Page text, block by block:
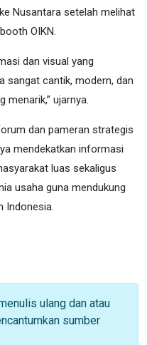
Nusantara setelah melihat
OIKN.
dan visual yang
sangat cantik, modern, dan
menarik,” ujarnya.
dan pameran strategis
mendekatkan informasi
luas sekaligus
usaha guna mendukung
Indonesia.
ulang dan atau
sumber